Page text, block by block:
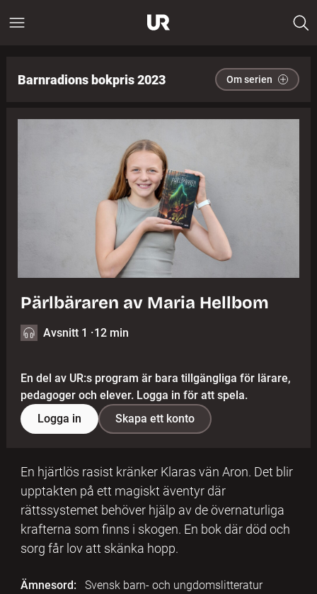
Barnradions bokpris 2023 Om serien
Pärlbäraren av Maria Hellbom
Avsnitt 1 ·12 min
En del av UR:s program är bara tillgängliga för lärare,
pedagoger och elever. Logga in för att spela.
Logga in
Skapa ett konto
En hjärtlös rasist kränker Klaras vän Aron. Det blir
upptakten på ett magiskt äventyr där
rättssystemet behöver hjälp av de övernaturliga
krafterna som finns i skogen. En bok där död och
sorg får lov att skänka hopp.
Ämnesord:
Svensk barn- och ungdomslitteratur